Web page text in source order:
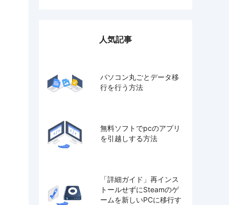
人気記事
パソコン丸ごとデータ移
行を行う方法
無料ソフトでpcのアプリ
を引越しする方法
「詳細ガイド」再インス
トールせずにSteamのゲ
ームを新しいPCに移行す